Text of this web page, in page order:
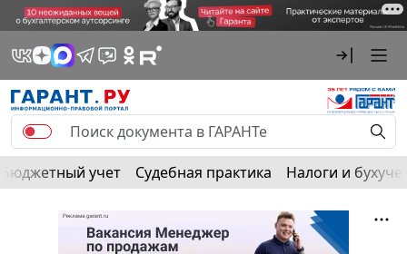
Бюджетный учет Судебная практика Налоги и